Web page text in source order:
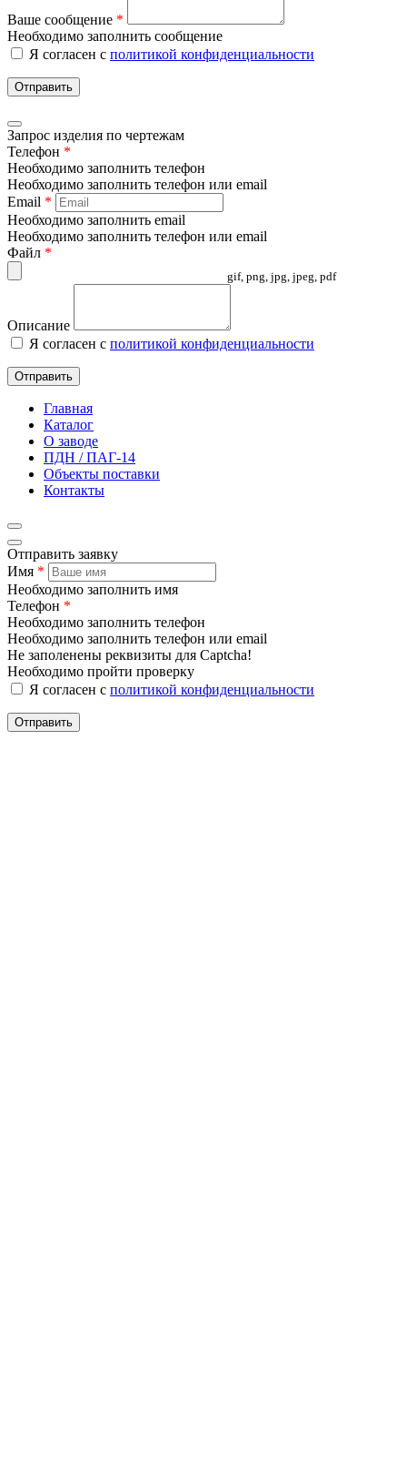
Ваше сообщение *
Необходимо заполнить сообщение
Я согласен с политикой конфиденциальности
Отправить
Запрос изделия по чертежам
Телефон *
Необходимо заполнить телефон
Необходимо заполнить телефон или email
Email *
Необходимо заполнить email
Необходимо заполнить телефон или email
Файл *
gif, png, jpg, jpeg, pdf
Описание
Я согласен с политикой конфиденциальности
Отправить
Главная
Каталог
О заводе
ПДН / ПАГ-14
Объекты поставки
Контакты
Отправить заявку
Имя *
Необходимо заполнить имя
Телефон *
Необходимо заполнить телефон
Необходимо заполнить телефон или email
Не заполенены реквизиты для Captcha!
Необходимо пройти проверку
Я согласен с политикой конфиденциальности
Отправить